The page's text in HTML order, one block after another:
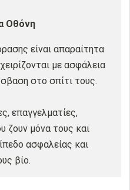
Οθόνη
είναι απαραίτητα
με ασφάλεια
στο σπίτι τους.
επαγγελματίες,
ζουν μόνα τους και
ασφαλείας και
βίο.